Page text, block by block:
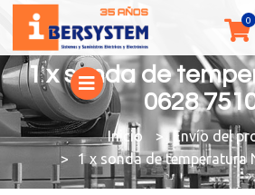
1 x sonda de
0628
You are here:
Envío del
1 x sonda de temperatura